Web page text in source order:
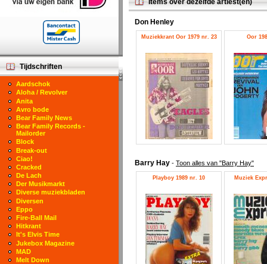
Don Henley
Muziekkrant Oor 1979 nr. 23 Oor
Barry Hay - Toon alles van "Barry Hay"
Playboy 1989 nr. 10 Muziek
Tijdschriften
Aardschok
Aloha / Revolver
Anita
Avro bode
Bear Family News
Bear Family Records -
Mailorder
Block
Break-out
Ciao!
Cracked
De Lach
Der Musikmarkt
Diverse muziekbladen
Diversen
Eppo
Fire-Ball Mail
Hitkrant
It's Elvis Time
Jukebox Magazine
MAD
Melt Down